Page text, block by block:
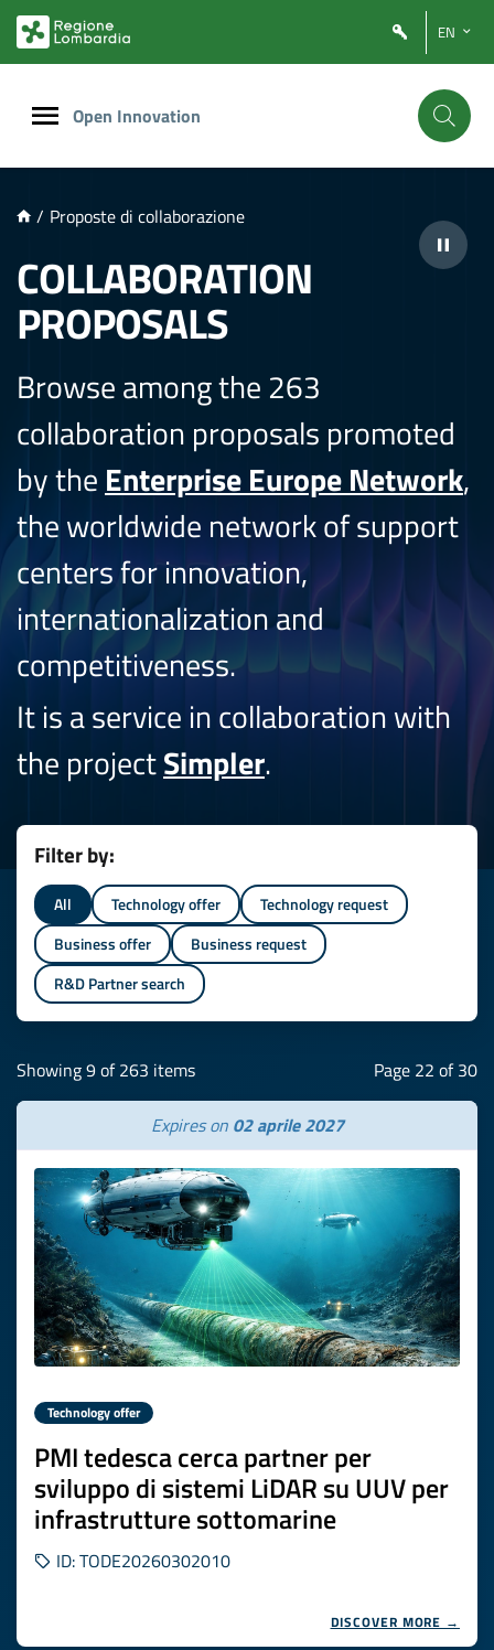
PRINCIPALE
EN
Open Innovation
/ Proposte di collaborazione
COLLABORATION
PROPOSALS
Browse among the 263
collaboration proposals promoted
by the Enterprise Europe Network,
the worldwide network of support
centers for innovation,
internationalization and
competitiveness.
It is a service in collaboration with
the projectSimpler.
Filter by:
All Technology offer
Technology request
Business offer
Business request
R&D Partner search
Showing 9 of 263 items Page 22 of 30
Expires on 02 aprile 2027
Technology offer
PMI tedesca cerca partner per
sviluppo di sistemi LiDAR su UUV per
infrastrutture sottomarine
ID: TODE20260302010
DISCOVER MORE →